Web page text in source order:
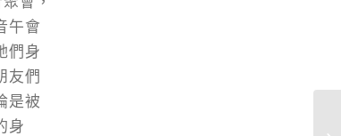
午會
們身
友們
是被
身